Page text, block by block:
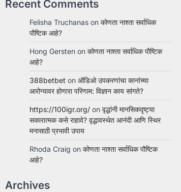
Recent Comments
Felisha Truchanas on कोणता नाश्ता सर्वाधिक
पौष्टिक आहे?
Hong Gersten on कोणता नाश्ता सर्वाधिक पौष्टिक
आहे?
388betbet on ऑडिओ उपकरणांचा कानांच्या
आरोग्यावर होणारा परिणाम: विज्ञान काय सांगते?
https://100igr.org/ on वृद्धांनी मानसिकदृष्ट्या
सकारात्मक कसे राहावे? वृद्धावस्थेत आनंदी आणि स्थिर
मनासाठी प्रभावी उपाय
Rhoda Craig on कोणता नाश्ता सर्वाधिक पौष्टिक
आहे?
Archives